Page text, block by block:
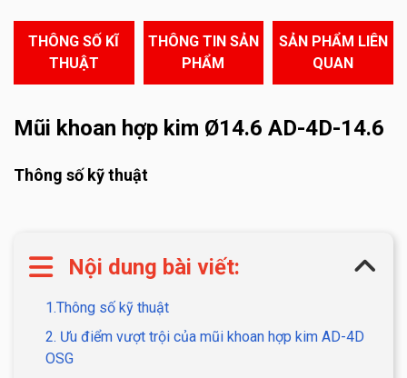
THÔNG SỐ KĨ
THUẬT
THÔNG TIN SẢN
PHẨM
SẢN PHẨM LIÊN
QUAN
Mũi khoan hợp kim Ø14.6 AD-4D-14.6
Thông số kỹ thuật
Nội dung bài viết:
1.Thông số kỹ thuật
2. Ưu điểm vượt trội của mũi khoan hợp kim AD-4D
OSG